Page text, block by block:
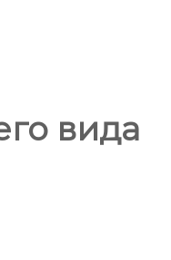
вида